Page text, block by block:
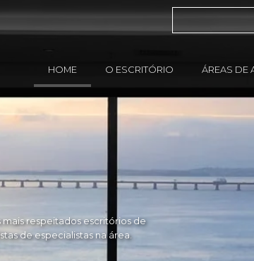
HOME O ESCRITÓRIO ÁREAS DE
respeitados escritórios de
de especialistas na área.